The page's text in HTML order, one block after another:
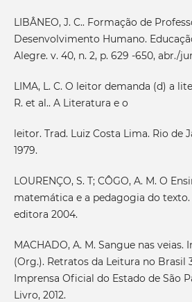
LIBÂNEO, J. C.. Formação de
Desenvolvimento Humano.
Alegre. v. 40, n. 2, p. 629 -650, abr./
LIMA, L. C. O leitor demanda (d) a
R. et al.. A Literatura e o
leitor. Trad. Luiz Costa Lima. Rio de
1979.
LOURENÇO, S. T; CÔGO, A. M. O
matemática e a pedagogia do texto.
editora 2004.
MACHADO, A. M. Sangue nas veias.
(Org.). Retratos da Leitura no Brasil
Imprensa Oficial do Estado de São
Livro, 2012.